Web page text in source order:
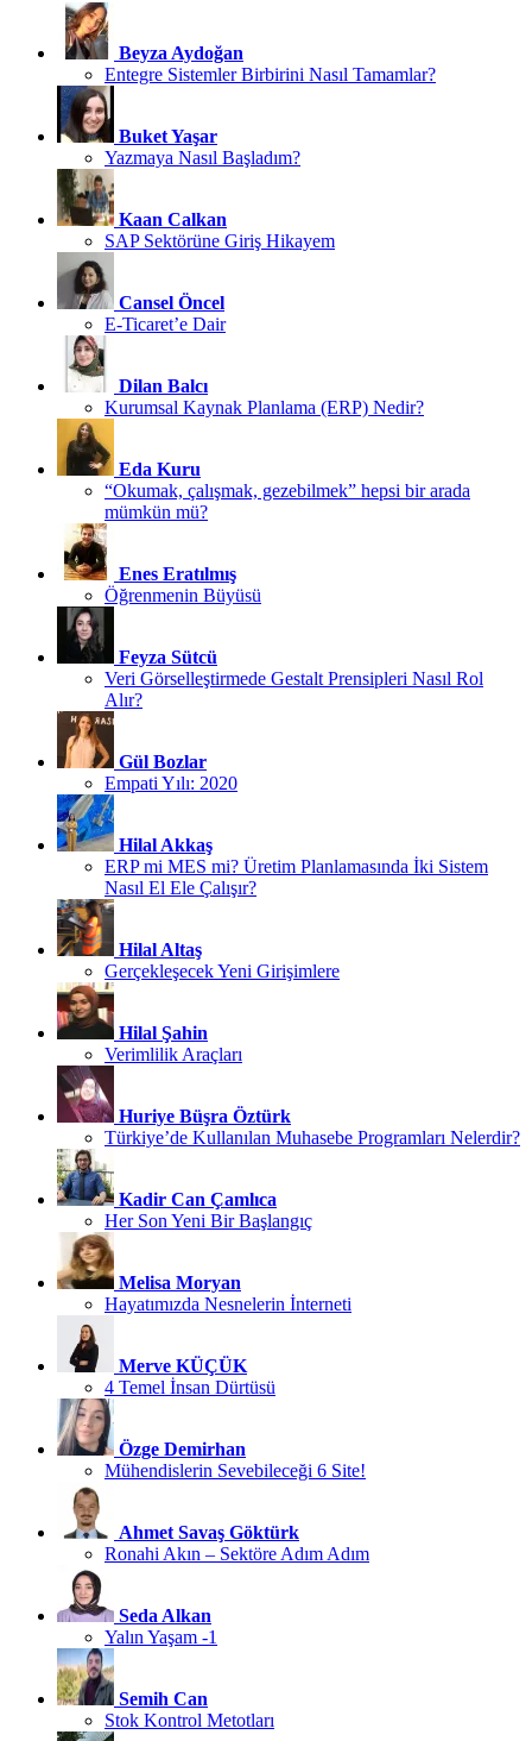
Beyza Aydoğan
Entegre Sistemler Birbirini Nasıl Tamamlar?
Buket Yaşar
Yazmaya Nasıl Başladım?
Kaan Calkan
SAP Sektörüne Giriş Hikayem
Cansel Öncel
E-Ticaret’e Dair
Dilan Balcı
Kurumsal Kaynak Planlama (ERP) Nedir?
Eda Kuru
“Okumak, çalışmak, gezebilmek” hepsi bir arada
mümkün mü?
Enes Eratılmış
Öğrenmenin Büyüsü
Feyza Sütcü
Veri Görselleştirmede Gestalt Prensipleri Nasıl Rol
Alır?
Gül Bozlar
Empati Yılı: 2020
Hilal Akkaş
ERP mi MES mi? Üretim Planlamasında İki Sistem
Nasıl El Ele Çalışır?
Hilal Altaş
Gerçekleşecek Yeni Girişimlere
Hilal Şahin
Verimlilik Araçları
Huriye Büşra Öztürk
Türkiye’de Kullanılan Muhasebe Programları Nelerdir?
Kadir Can Çamlıca
Her Son Yeni Bir Başlangıç
Melisa Moryan
Hayatımızda Nesnelerin İnterneti
Merve KÜÇÜK
4 Temel İnsan Dürtüsü
Özge Demirhan
Mühendislerin Sevebileceği 6 Site!
Ahmet Savaş Göktürk
Ronahi Akın – Sektöre Adım Adım
Seda Alkan
Yalın Yaşam -1
Semih Can
Stok Kontrol Metotları